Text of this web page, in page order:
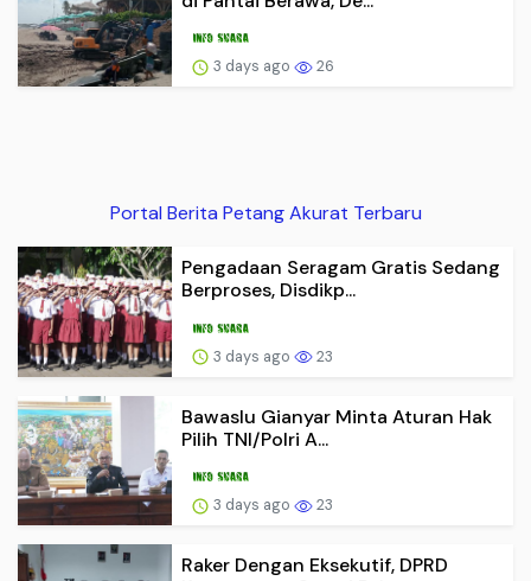
3 days ago 26
Portal Berita Petang Akurat Terbaru
Pengadaan Seragam Gratis Sedang
Berproses, Disdikp...
3 days ago 23
Bawaslu Gianyar Minta Aturan Hak
Pilih TNI/Polri A...
3 days ago 23
Raker Dengan Eksekutif, DPRD